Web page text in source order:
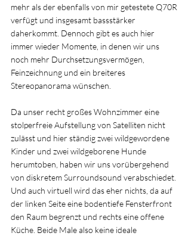
mehr als der ebenfalls von mir getestete Q70R
verfügt und insgesamt bassstärker
daherkommt. Dennoch gibt es auch hier
immer wieder Momente, in denen wir uns
noch mehr Durchsetzungsvermögen,
Feinzeichnung und ein breiteres
Stereopanorama wünschen.
Da unser recht großes Wohnzimmer eine
stolperfreie Aufstellung von Satelliten nicht
zulässt und hier ständig zwei wildgewordene
Kinder und zwei wildgeborene Hunde
herumtoben, haben wir uns vorübergehend
von diskretem Surroundsound verabschiedet.
Und auch virtuell wird das eher nichts, da auf
der linken Seite eine bodentiefe Fensterfront
den Raum begrenzt und rechts eine offene
Küche. Beide Male also keine ideale